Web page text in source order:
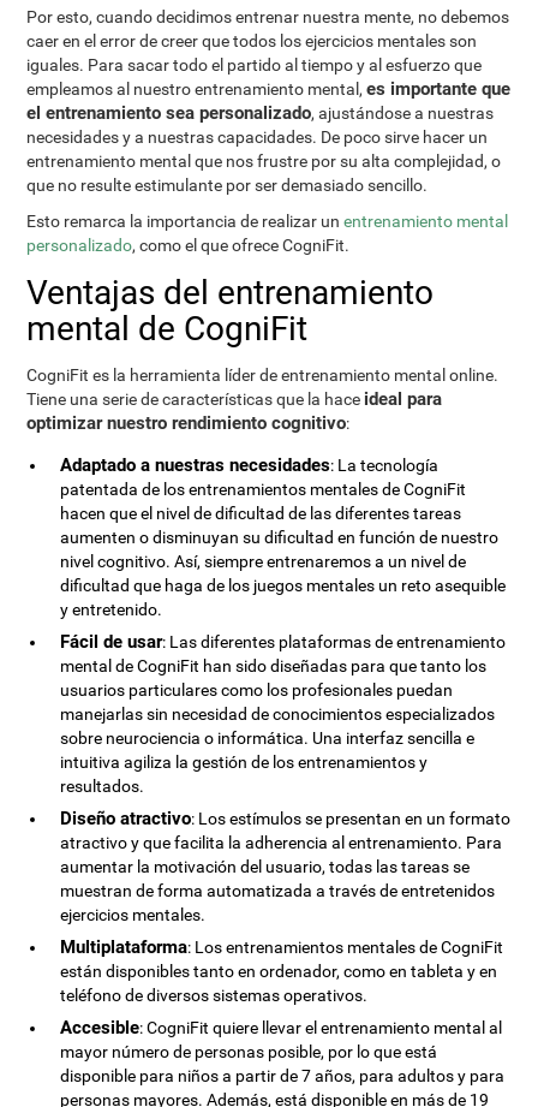
Por esto, cuando decidimos entrenar nuestra mente, no debemos
caer en el error de creer que todos los ejercicios mentales son
iguales. Para sacar todo el partido al tiempo y al esfuerzo que
empleamos al nuestro entrenamiento mental,es importante que
el entrenamiento sea personalizado, ajustándose a nuestras
necesidades y a nuestras capacidades. De poco sirve hacer un
entrenamiento mental que nos frustre por su alta complejidad, o
que no resulte estimulante por ser demasiado sencillo.
Esto remarca la importancia de realizar unentrenamiento mental
personalizado, como el que ofrece CogniFit.
Ventajas del entrenamiento
mental de CogniFit
CogniFit es la herramienta líder de entrenamiento mental online.
Tiene una serie de características que la hace ideal para
optimizar nuestro rendimiento cognitivo:
Adaptado a nuestras necesidades: La tecnología
patentada de los entrenamientos mentales de CogniFit
hacen que el nivel de dificultad de las diferentes tareas
aumenten o disminuyan su dificultad en función de nuestro
nivel cognitivo. Así, siempre entrenaremos a un nivel de
dificultad que haga de los juegos mentales un reto asequible
y entretenido.
Fácil de usar: Las diferentes plataformas de entrenamiento
mental de CogniFit han sido diseñadas para que tanto los
usuarios particulares como los profesionales puedan
manejarlas sin necesidad de conocimientos especializados
sobre neurociencia o informática. Una interfaz sencilla e
intuitiva agiliza la gestión de los entrenamientos y
resultados.
Diseño atractivo: Los estímulos se presentan en un formato
atractivo y que facilita la adherencia al entrenamiento. Para
aumentar la motivación del usuario, todas las tareas se
muestran de forma automatizada a través de entretenidos
ejercicios mentales.
Multiplataforma: Los entrenamientos mentales de CogniFit
están disponibles tanto en ordenador, como en tableta y en
teléfono de diversos sistemas operativos.
Accesible: CogniFit quiere llevar el entrenamiento mental al
mayor número de personas posible, por lo que está
disponible para niños a partir de 7 años, para adultos y para
personas mayores. Además, está disponible en más de 19